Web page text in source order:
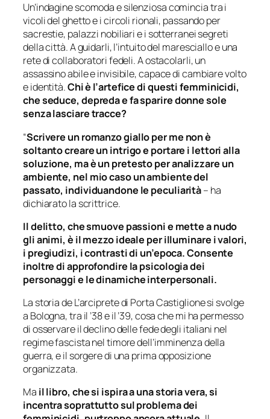
Un’indagine scomoda e silenziosa comincia tra i
vicoli del ghetto e i circoli rionali, passando per
sacrestie, palazzi nobiliari e i sotterranei segreti
della città. A guidarli, l’intuito del maresciallo e una
rete di collaboratori fedeli. A ostacolarli, un
assassino abile e invisibile, capace di cambiare volto
e identità.Chi è l’artefice di questi femminicidi,
che seduce, depreda e fa sparire donne sole
senza lasciare tracce?
“Scrivere un romanzo giallo per me non è
soltanto creare un intrigo e portare i lettori alla
soluzione, ma è un pretesto per analizzare un
ambiente, nel mio caso un ambiente del
passato, individuandone le peculiarità– ha
dichiarato la scrittrice.
Il delitto, che smuove passioni e mette a nudo
gli animi, è il mezzo ideale per illuminare i valori,
i pregiudizi, i contrasti di un’epoca. Consente
inoltre di approfondire la psicologia dei
personaggi e le dinamiche interpersonali.
La storia deL’arciprete di Porta Castiglione si svolge
a Bologna, tra il ’38 e il ’39, cosa che mi ha permesso
di osservare il declino delle fede degli italiani nel
regime fascista nel timore dell’imminenza della
guerra, e il sorgere di una prima opposizione
organizzata.
Ma il libro, che si ispira a una storia vera, si
incentra soprattutto sul problema dei